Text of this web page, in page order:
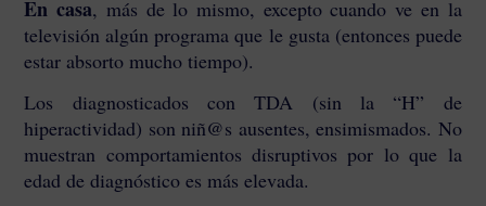
En casa, más de lo mismo, excepto cuando ve en la
televisión algún programa que le gusta (entonces puede
estar absorto mucho tiempo).
Los diagnosticados con TDA (sin la “H” de
hiperactividad) son niñ@s ausentes, ensimismados. No
muestran comportamientos disruptivos por lo que la
edad de diagnóstico es más elevada.